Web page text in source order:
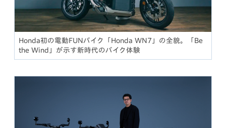
Honda初の電動FUNバイク「Honda WN7」の全貌。「Be
the Wind」が示す新時代のバイク体験